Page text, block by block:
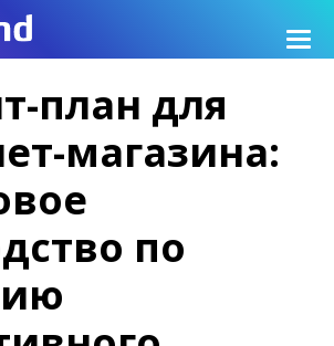
план для
магазина:
по